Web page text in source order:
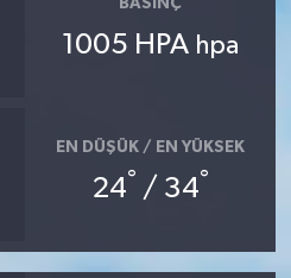
BASINÇ
1005 HPA hpa
EN DÜŞÜK / EN YÜKSEK
24° / 34°